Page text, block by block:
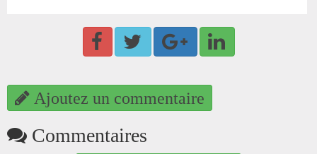
Ajoutez un commentaire
Commentaires